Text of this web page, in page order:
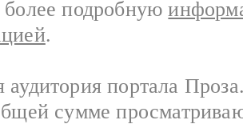
более подробную
.
аудитория портала
сумме